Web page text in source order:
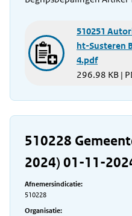
510251
ht-Susteren
4.pdf
296.98 KB |
510228
2024) 01-11-
Afnemersindicatie:
510228
Organisatie: